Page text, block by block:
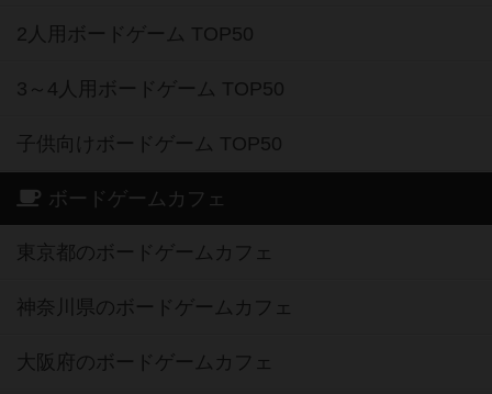
2人用ボードゲーム TOP50
3～4人用ボードゲーム TOP50
子供向けボードゲーム TOP50
ボードゲームカフェ
東京都のボードゲームカフェ
神奈川県のボードゲームカフェ
大阪府のボードゲームカフェ